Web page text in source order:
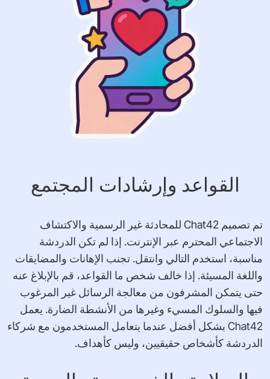
القواعد وإرشادات المجتمع
تم تصميم Chat42 للمحادثة غير الرسمية والاكتشاف
الاجتماعي المحترم عبر الإنترنت. إذا لم تكن الدردشة
مناسبة، استخدم التالي وانتقل. تجنب الإهانات والمضايقات
واللغة المسيئة. إذا خالف شخص ما القواعد، قم بالإبلاغ عنه
حتى يتمكن المشرفون من معالجة الرسائل غير المرغوب
فيها والسلوك المسيء وغيرها من الأنشطة الضارة. يعمل
Chat42 بشكل أفضل عندما يتعامل المستخدمون مع شركاء
الدردشة كأشخاص حقيقيين، وليس كأهداف.